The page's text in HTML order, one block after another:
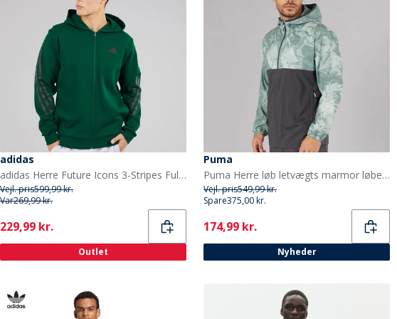
adidas
adidas Herre Future Icons 3-Stripes Full Zip Hættetrøje Collegiate Green
Vejl. pris599,99 kr.
Var269,99 kr.
Current
229,99 kr.
Outlet
Puma
Puma Herre løb letvægts marmor løbe jakke Grå/Blå
Vejl. pris549,99 kr.
Spare375,00 kr.
Current
174,99 kr.
Nyheder